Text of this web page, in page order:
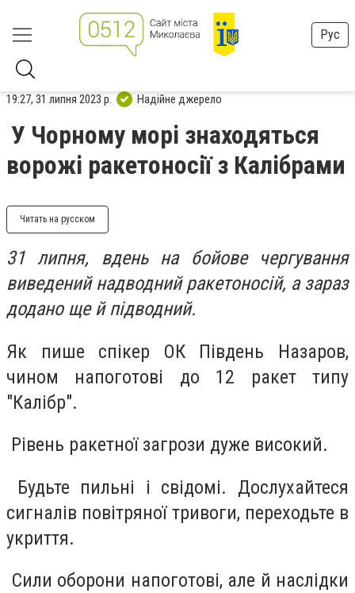
Рус
19:27, 31 липня 2023 р. Надійне джерело
У Чорному морі знаходяться
ворожі ракетоносії з Калібрами
Читать на русском
31 липня, вдень на бойове чергування
виведений надводний ракетоносій, а зараз
додано ще й підводний.
Як пише спікер ОК Південь Назаров,
чином напоготові до 12 ракет типу
"Калібр".
Рівень ракетної загрози дуже високий.
Будьте пильні і свідомі. Дослухайтеся
сигналів повітряної тривоги, переходьте в
укриття.
Сили оборони напоготові, але й наслідки